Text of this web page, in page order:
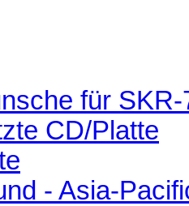
für
CD/Platte
- Asia-